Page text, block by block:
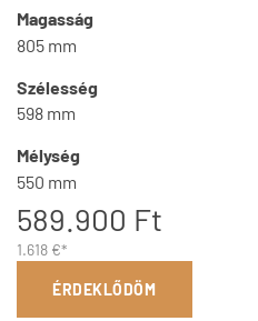
Magasság
805 mm
Szélesség
598 mm
Mélység
550 mm
589.900 Ft
1.618 €*
ÉRDEKLŐDÖM